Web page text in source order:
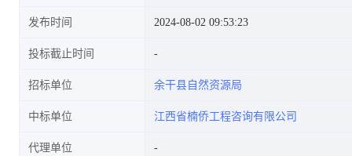
发布时间 2024-08-02 09:53:23
投标截止时间
招标单位 余干县自然资源局
中标单位 江西省楠侨工程咨询有限公司
代理单位